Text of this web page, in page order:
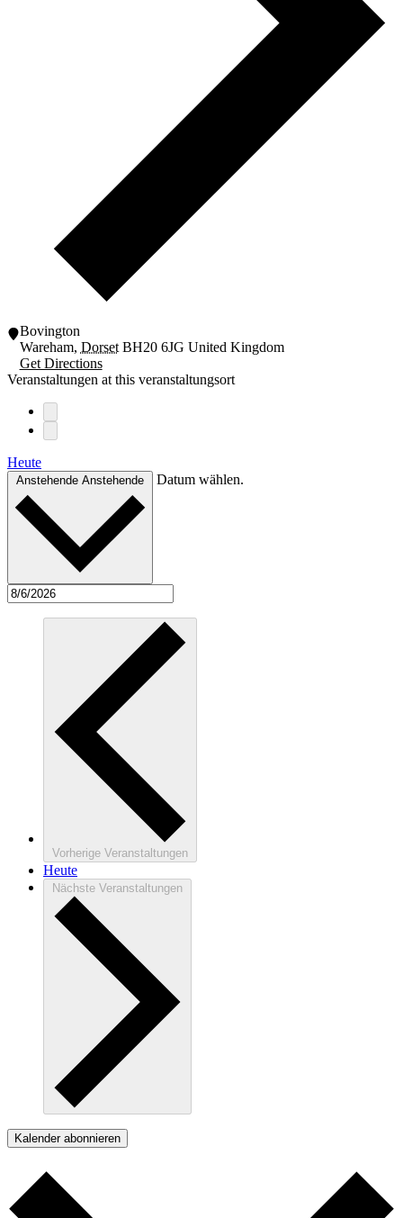
Bovington
Wareham, Dorset BH20 6JG United Kingdom
Get Directions
Veranstaltungen at this veranstaltungsort
Heute
Anstehende Anstehende Datum wählen.
Vorherige Veranstaltungen
Heute
Nächste Veranstaltungen
Kalender abonnieren